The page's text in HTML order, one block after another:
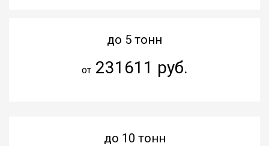
до 5 тонн
от231611 руб.
до 10 тонн